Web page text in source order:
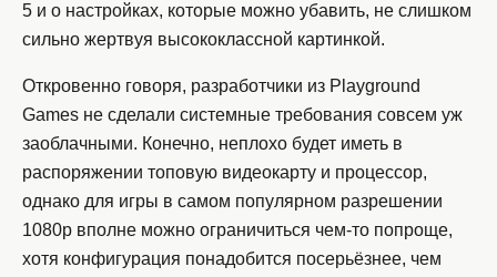
5 и о настройках, которые можно убавить, не слишком
сильно жертвуя высококлассной картинкой.
Откровенно говоря, разработчики из Playground
Games не сделали системные требования совсем уж
заоблачными. Конечно, неплохо будет иметь в
распоряжении топовую видеокарту и процессор,
однако для игры в самом популярном разрешении
1080p вполне можно ограничиться чем-то попроще,
хотя конфигурация понадобится посерьёзнее, чем